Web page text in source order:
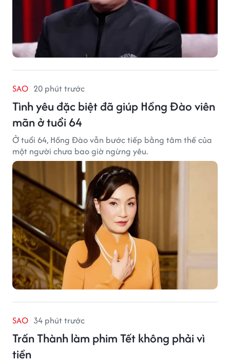
SAO 20 phút trước
Tình yêu đặc biệt đã giúp Hồng Đào viên
mãn ở tuổi 64
Ở tuổi 64, Hồng Đào vẫn bước tiếp bằng tâm thế của
một người chưa bao giờ ngừng yêu.
SAO 34 phút trước
Trấn Thành làm phim Tết không phải vì
tiền